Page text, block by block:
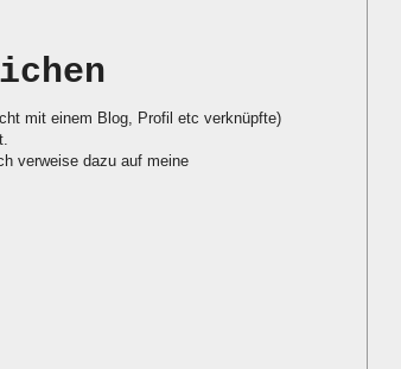
mit einem Blog, Profil etc verknüpfte)
verweise dazu auf meine